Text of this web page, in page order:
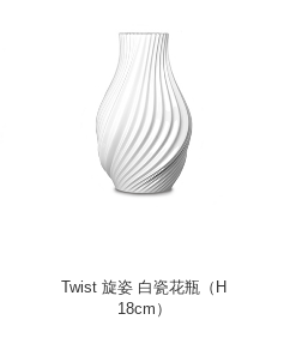
Twist 旋姿 白瓷花瓶（H
18cm）